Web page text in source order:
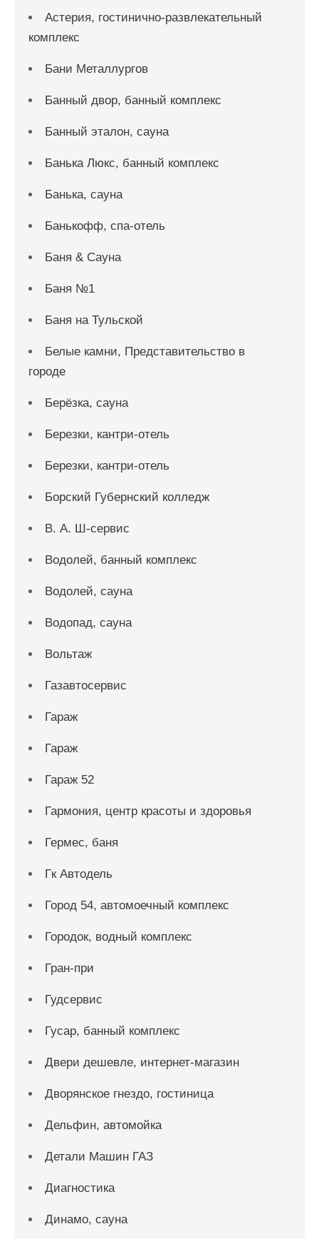
Астерия, гостинично-развлекательный
комплекс
Бани Металлургов
Банный двор, банный комплекс
Банный эталон, сауна
Банька Люкс, банный комплекс
Банька, сауна
Банькофф, спа-отель
Баня & Сауна
Баня №1
Баня на Тульской
Белые камни, Представительство в
городе
Берёзка, сауна
Березки, кантри-отель
Березки, кантри-отель
Борский Губернский колледж
В. А. Ш-сервис
Водолей, банный комплекс
Водолей, сауна
Водопад, сауна
Вольтаж
Газавтосервис
Гараж
Гараж
Гараж 52
Гармония, центр красоты и здоровья
Гермес, баня
Гк Автодель
Город 54, автомоечный комплекс
Городок, водный комплекс
Гран-при
Гудсервис
Гусар, банный комплекс
Двери дешевле, интернет-магазин
Дворянское гнездо, гостиница
Дельфин, автомойка
Детали Машин ГАЗ
Диагностика
Динамо, сауна